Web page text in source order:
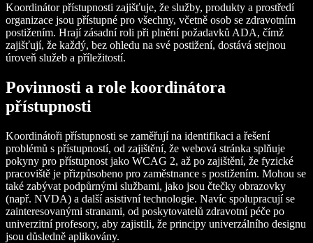
Koordinátor přístupnosti zajišťuje, že služby, produkty a prostředí
organizace jsou přístupné pro všechny, včetně osob se zdravotním
postižením. Hrají zásadní roli při plnění požadavků ADA, čímž
zajišťují, že každý, bez ohledu na své postižení, dostává stejnou
úroveň služeb a příležitostí.
Povinnosti a role koordinátora
přístupnosti
Koordinátoři přístupnosti se zaměřují na identifikaci a řešení
problémů s přístupností, od zajištění, že webová stránka splňuje
pokyny pro přístupnost jako WCAG 2, až po zajištění, že fyzické
pracoviště je přizpůsobeno pro zaměstnance s postižením. Mohou se
také zabývat podpůrnými službami, jako jsou čtečky obrazovky
(např. NVDA) a další asistivní technologie. Navíc spolupracují se
zainteresovanými stranami, od poskytovatelů zdravotní péče po
univerzitní profesory, aby zajistili, že principy univerzálního designu
jsou důsledně aplikovány.